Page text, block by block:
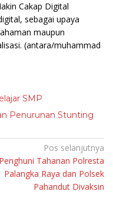
Cakap Digital
sebagai upaya
maupun
(antara/muhammad
SMP
Penurunan Stunting
Pos selanjutnya
Tahanan Polresta
Palangka Raya dan Polsek
Pahandut Divaksin